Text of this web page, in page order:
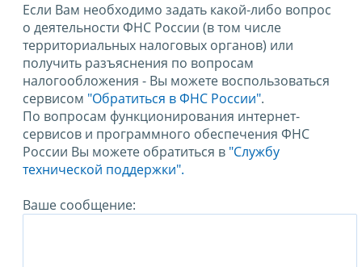
Если Вам необходимо задать какой-либо вопрос
о деятельности ФНС России (в том числе
территориальных налоговых органов) или
получить разъяснения по вопросам
налогообложения - Вы можете воспользоваться
сервисом "Обратиться в ФНС России".
По вопросам функционирования интернет-
сервисов и программного обеспечения ФНС
России Вы можете обратиться в "Службу
технической поддержки".
Ваше сообщение: